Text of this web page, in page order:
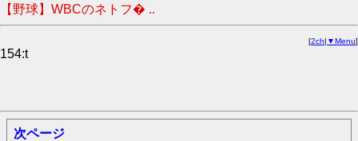
【野球】WBCのネトフ� ..
[2ch| ▼Menu]
154:t
次ページ